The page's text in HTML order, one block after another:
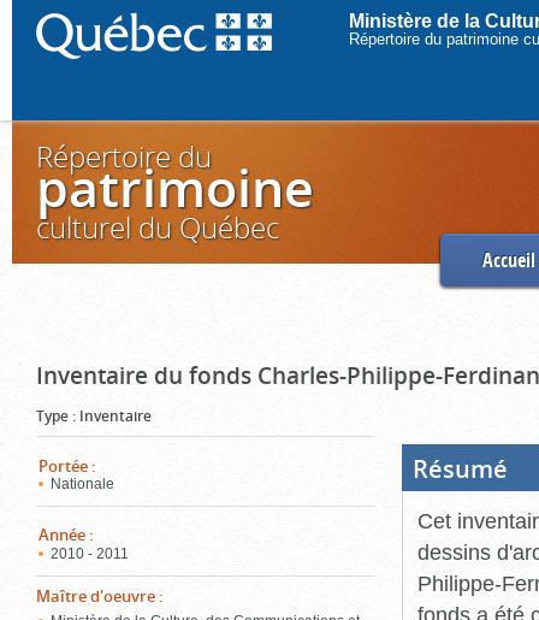
Ministère de la
Répertoire du patrimoine
Répertoire du
patrimoine
culturel du Québec
Accueil
Inventaire du fonds Charles-Philippe-
Type : Inventaire
Portée :
Nationale
Année :
2010 - 2011
Maître d'oeuvre :
Résumé
Cet
dessins
Philippe-
fonds a été